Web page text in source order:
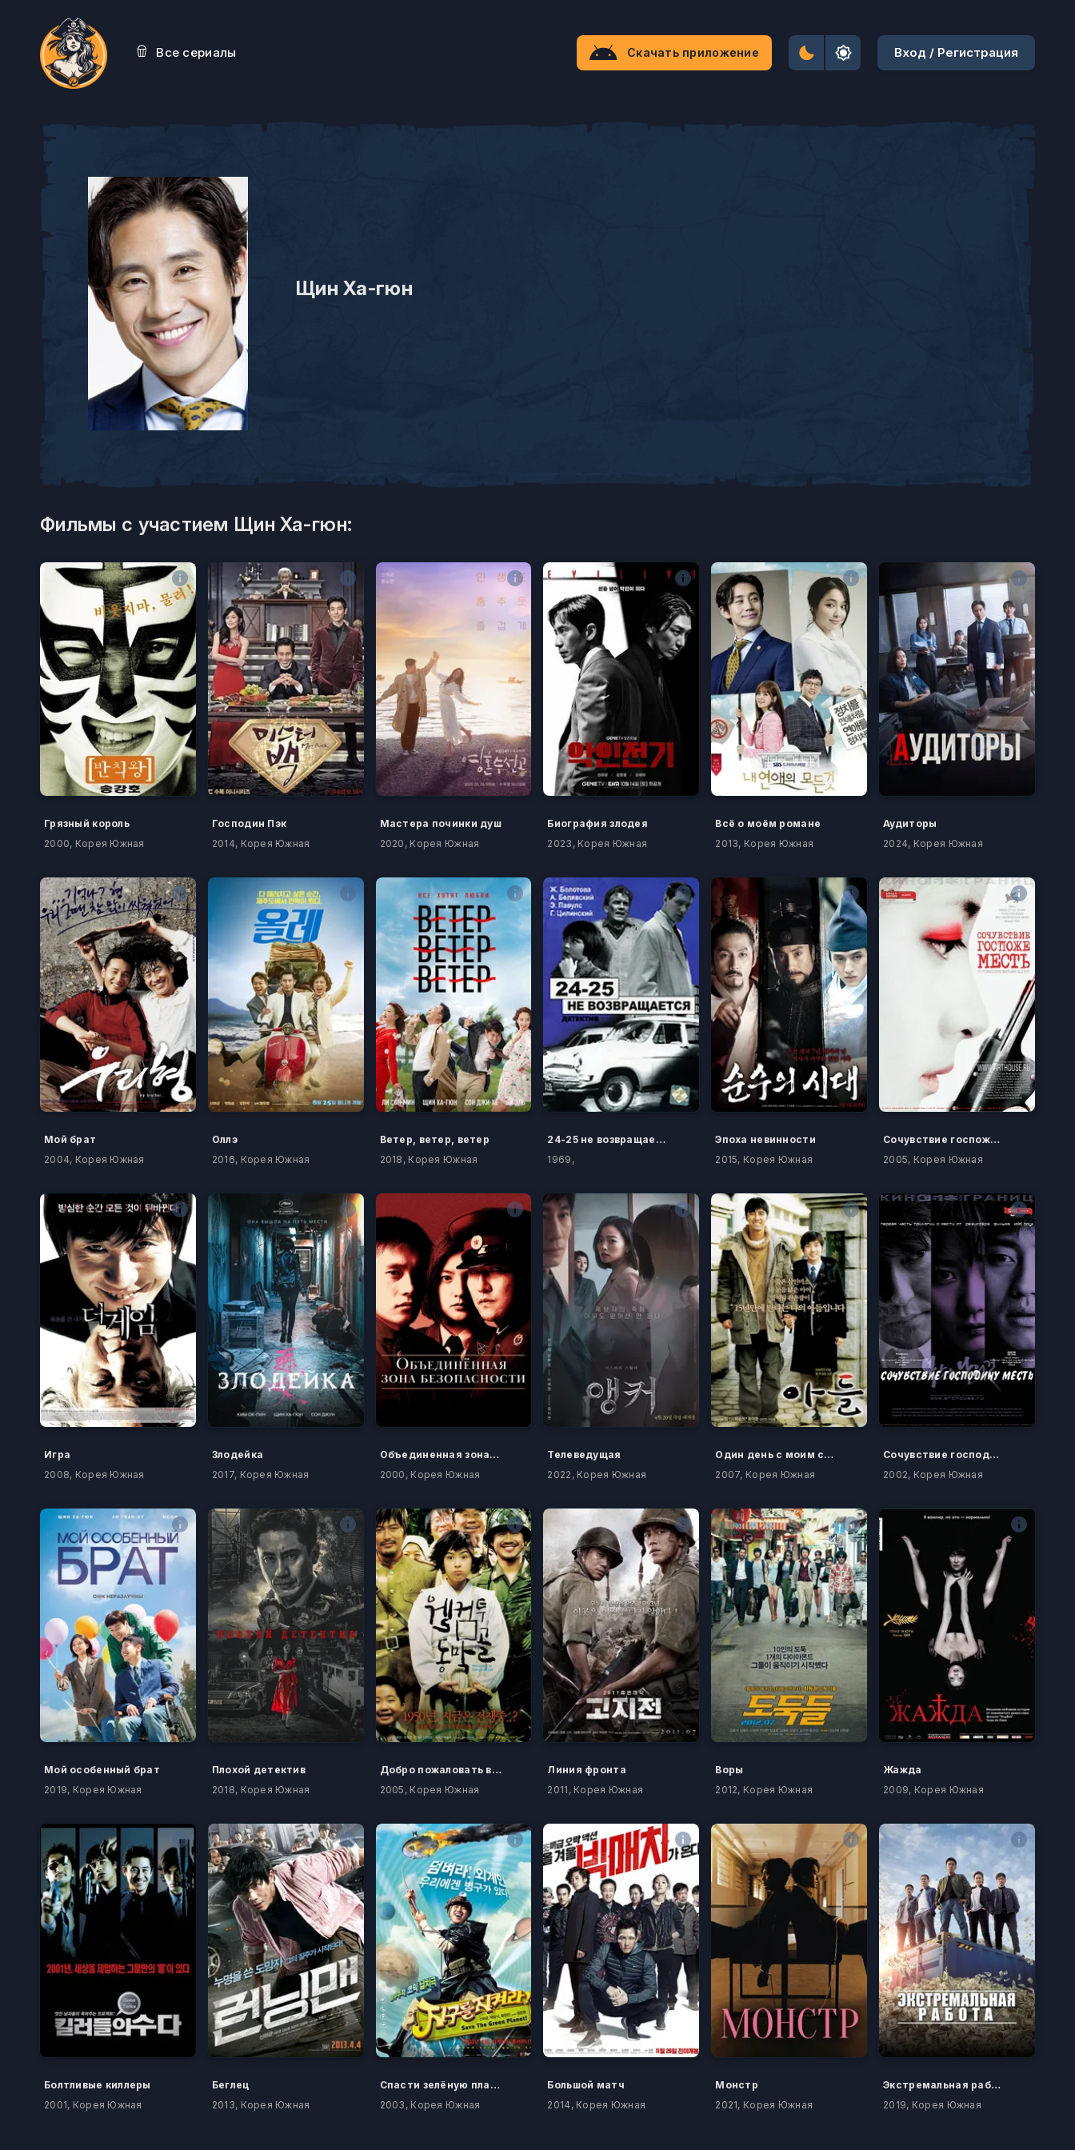
Все сериалы Скачать приложение Вход / Регистрация
Щин Ха-гюн
Фильмы с участием Щин Ха-гюн:
Грязный король
2000, Корея Южная
Господин Пэк
2014, Корея Южная
Мастера починки душ
2020, Корея Южная
Биография злодея
2023, Корея Южная
Всё о моём романе
2013, Корея Южная
Аудиторы
2024, Корея Южная
Мой брат
2004, Корея Южная
Оллэ
2016, Корея Южная
Ветер, ветер, ветер
2018, Корея Южная
24-25 не возвращается
1969,
Эпоха невинности
2015, Корея Южная
Сочувствие госпоже Месть
2005, Корея Южная
Игра
2008, Корея Южная
Злодейка
2017, Корея Южная
Объединенная зона безопасности
2000, Корея Южная
Телеведущая
2022, Корея Южная
Один день с моим сыном
2007, Корея Южная
Сочувствие господину Месть
2002, Корея Южная
Мой особенный брат
2019, Корея Южная
Плохой детектив
2018, Корея Южная
Добро пожаловать в Тонмакколь
2005, Корея Южная
Линия фронта
2011, Корея Южная
Воры
2012, Корея Южная
Жажда
2009, Корея Южная
Болтливые киллеры
2001, Корея Южная
Беглец
2013, Корея Южная
Спасти зелёную планету!
2003, Корея Южная
Большой матч
2014, Корея Южная
Монстр
2021, Корея Южная
Экстремальная работа
2019, Корея Южная